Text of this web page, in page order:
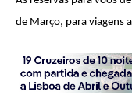
de Março, para viagens